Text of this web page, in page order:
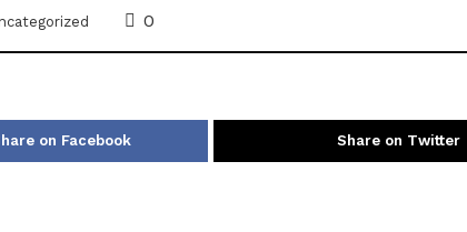
0
on Facebook Share on Twitter